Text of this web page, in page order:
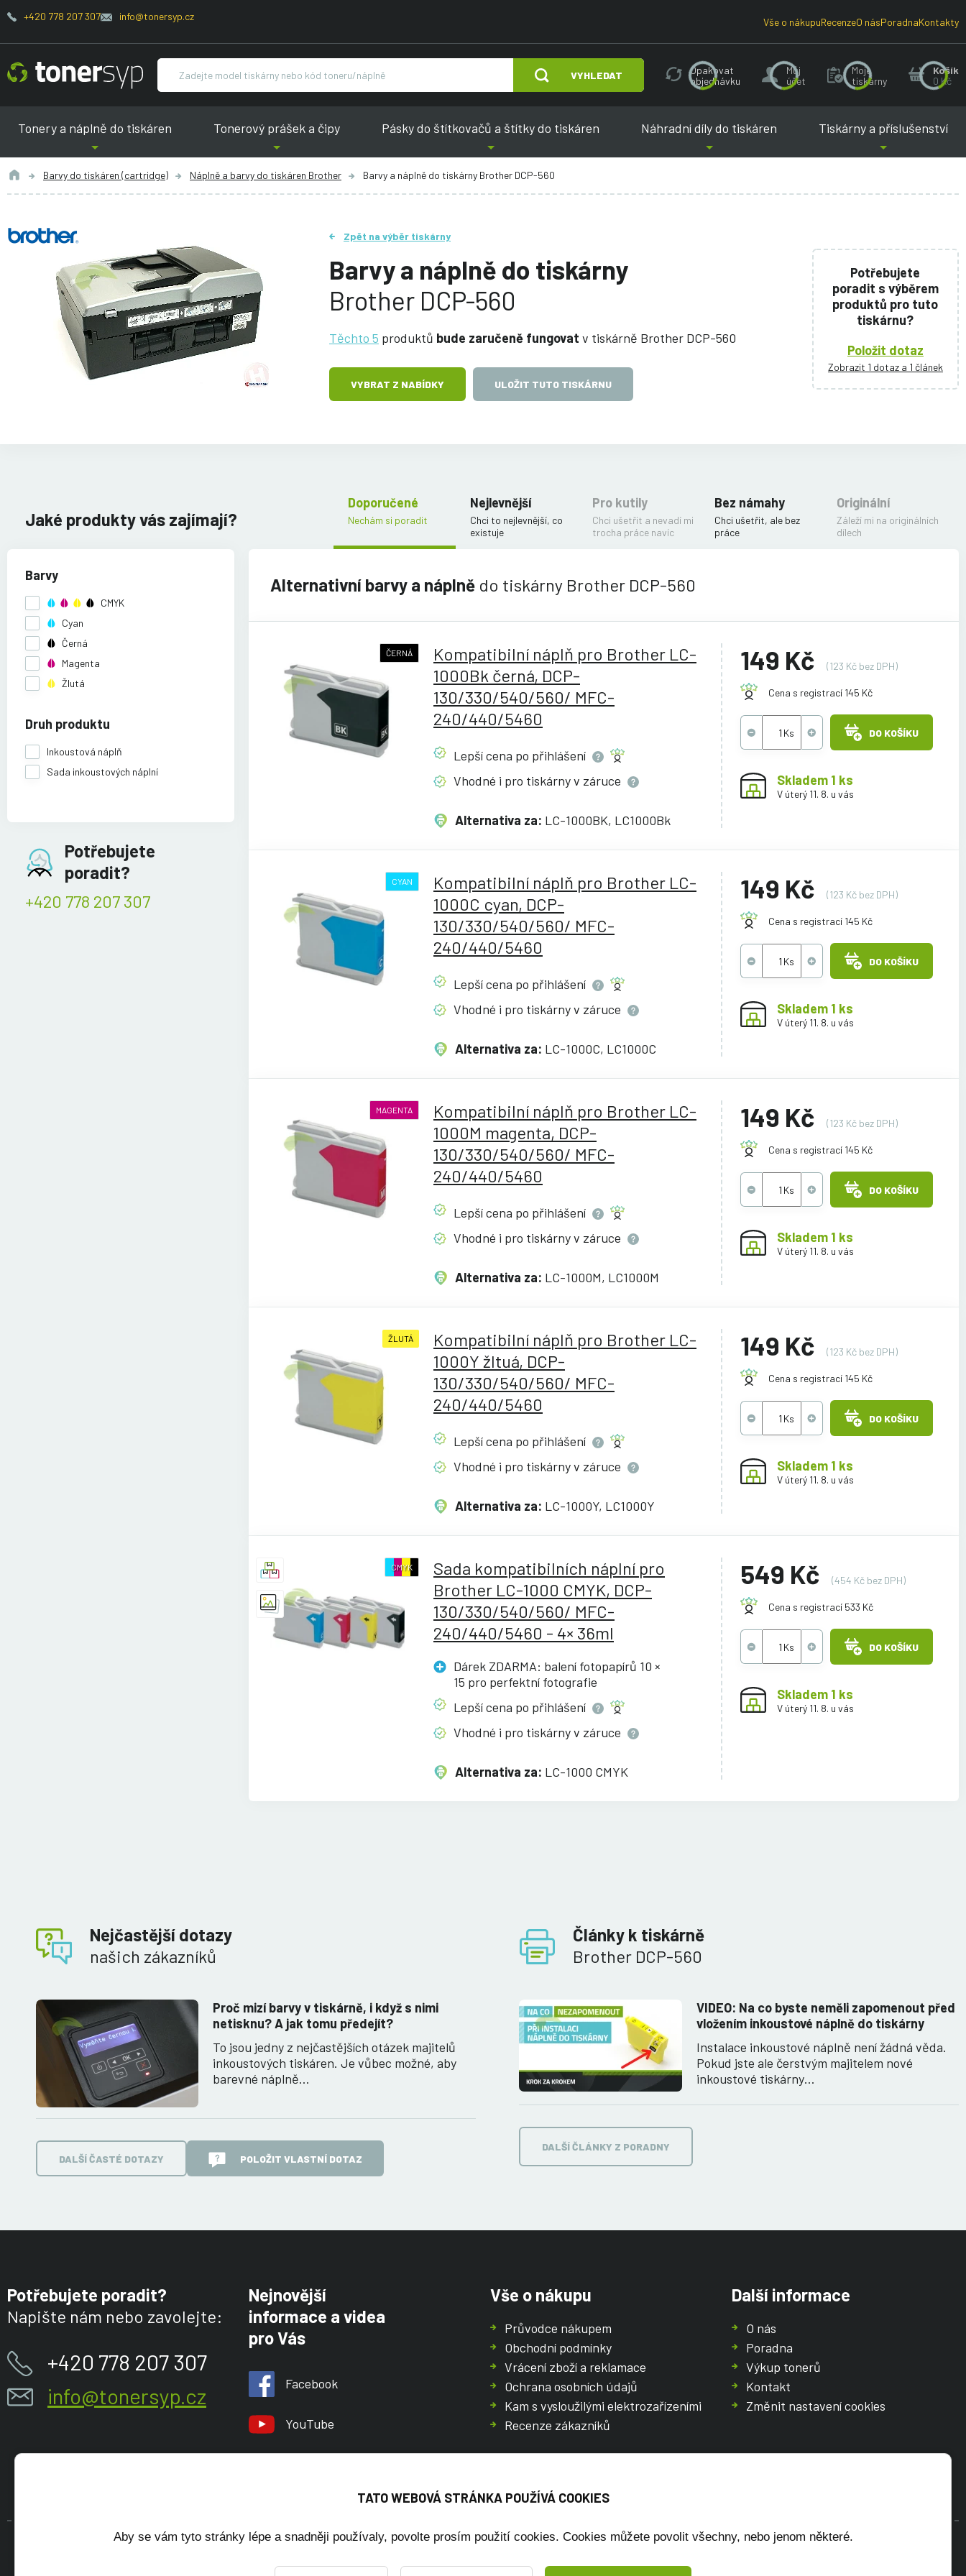
+420 778 207 307 info@tonersyp.cz Vše o nákupuRecenzeO násPoradnaKontakty
VYHLEDAT
Opakovat
objednávku
Můj
účet
Moje
tiskárny
Košík
0 Kč
Tonery a náplně do tiskáren Tonerový prášek a čipy Pásky do štítkovačů a štítky do tiskáren Náhradní díly do tiskáren Tiskárny a příslušenství
Barvy do tiskáren (cartridge) Náplně a barvy do tiskáren Brother Barvy a náplně do tiskárny Brother DCP-560
Zpět na výběr tiskárny
Barvy a náplně do tiskárny
Brother DCP-560
Těchto 5 produktů bude zaručeně fungovat v tiskárně Brother DCP-560
VYBRAT Z NABÍDKY ULOŽIT TUTO TISKÁRNU
Potřebujete
poradit s výběrem
produktů pro tuto
tiskárnu?
Položit dotaz
Zobrazit 1 dotaz a 1 článek
Jaké produkty vás zajímají?
Barvy
CMYK
Cyan
Černá
Magenta
Žlutá
Druh produktu
Inkoustová náplň
Sada inkoustových náplní
Potřebujete
poradit?
+420 778 207 307
Doporučené
Nechám si poradit
Nejlevnější
Chci to nejlevnější, co
existuje
Pro kutily
Chci ušetřit a nevadí mi
trocha práce navíc
Bez námahy
Chci ušetřit, ale bez
práce
Originální
Záleží mi na originálních
dílech
Alternativní barvy a náplně do tiskárny Brother DCP-560
ČERNÁ
Kompatibilní náplň pro Brother LC-
1000Bk černá, DCP-
130/330/540/560/ MFC-
240/440/5460
Lepší cena po přihlášení
Vhodné i pro tiskárny v záruce
Alternativa za: LC-1000BK, LC1000Bk
149 Kč (123 Kč bez DPH)
Cena s registrací 145 Kč
DO KOŠÍKU
Skladem 1 ks
V úterý 11. 8. u vás
CYAN
Kompatibilní náplň pro Brother LC-
1000C cyan, DCP-
130/330/540/560/ MFC-
240/440/5460
Lepší cena po přihlášení
Vhodné i pro tiskárny v záruce
Alternativa za: LC-1000C, LC1000C
149 Kč (123 Kč bez DPH)
Cena s registrací 145 Kč
DO KOŠÍKU
Skladem 1 ks
V úterý 11. 8. u vás
MAGENTA
Kompatibilní náplň pro Brother LC-
1000M magenta, DCP-
130/330/540/560/ MFC-
240/440/5460
Lepší cena po přihlášení
Vhodné i pro tiskárny v záruce
Alternativa za: LC-1000M, LC1000M
149 Kč (123 Kč bez DPH)
Cena s registrací 145 Kč
DO KOŠÍKU
Skladem 1 ks
V úterý 11. 8. u vás
ŽLUTÁ
Kompatibilní náplň pro Brother LC-
1000Y žltuá, DCP-
130/330/540/560/ MFC-
240/440/5460
Lepší cena po přihlášení
Vhodné i pro tiskárny v záruce
Alternativa za: LC-1000Y, LC1000Y
149 Kč (123 Kč bez DPH)
Cena s registrací 145 Kč
DO KOŠÍKU
Skladem 1 ks
V úterý 11. 8. u vás
CMYK
Sada kompatibilních náplní pro
Brother LC-1000 CMYK, DCP-
130/330/540/560/ MFC-
240/440/5460 - 4× 36ml
Dárek ZDARMA: balení fotopapírů 10 ×
15 pro perfektní fotografie
Lepší cena po přihlášení
Vhodné i pro tiskárny v záruce
Alternativa za: LC-1000 CMYK
549 Kč (454 Kč bez DPH)
Cena s registrací 533 Kč
DO KOŠÍKU
Skladem 1 ks
V úterý 11. 8. u vás
Nejčastější dotazy
našich zákazníků
Články k tiskárně
Brother DCP-560
Proč mizí barvy v tiskárně, i když s nimi
netisknu? A jak tomu předejít?
To jsou jedny z nejčastějších otázek majitelů
inkoustových tiskáren. Je vůbec možné, aby
barevné náplně…
DALŠÍ ČASTÉ DOTAZY POLOŽIT VLASTNÍ DOTAZ
VIDEO: Na co byste neměli zapomenout před
vložením inkoustové náplně do tiskárny
Instalace inkoustové náplně není žádná věda.
Pokud jste ale čerstvým majitelem nové
inkoustové tiskárny…
DALŠÍ ČLÁNKY Z PORADNY
Potřebujete poradit?
Napište nám nebo zavolejte:
+420 778 207 307
info@tonersyp.cz
Nejnovější
informace a videa
pro Vás
Facebook
YouTube
Vše o nákupu
Průvodce nákupem
Obchodní podmínky
Vrácení zboží a reklamace
Ochrana osobních údajů
Kam s vysloužilými elektrozařízeními
Recenze zákazníků
Další informace
O nás
Poradna
Výkup tonerů
Kontakt
Změnit nastavení cookies
TATO WEBOVÁ STRÁNKA POUŽÍVÁ COOKIES
Aby se vám tyto stránky lépe a snadněji používaly, povolte prosím použití cookies. Cookies můžete povolit všechny, nebo jenom některé.